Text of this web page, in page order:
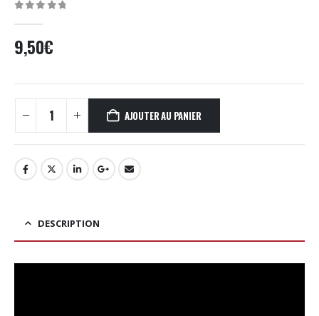
9,50€
AJOUTER AU PANIER
DESCRIPTION